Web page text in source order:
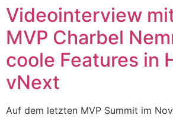
Videointerview
MVP Charbel
coole Features in
vNext
Auf dem letzten MVP Summit im